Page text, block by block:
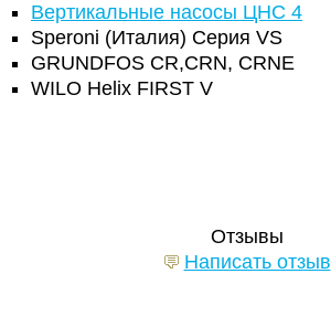
Вертикальные насосы ЦНС 4
Speroni (Италия) Серия VS
GRUNDFOS CR,CRN, CRNE
WILO Helix FIRST V
Отзывы
Написать отзыв